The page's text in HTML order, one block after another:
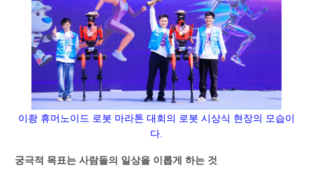
이좡 휴머노이드 로봇 마라톤 대회의 로봇 시상식 현장의
모습이
다.
궁극적 목표는 사람들의 일상을 이롭게 하는 것